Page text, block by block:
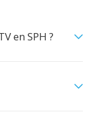
en SPH ?